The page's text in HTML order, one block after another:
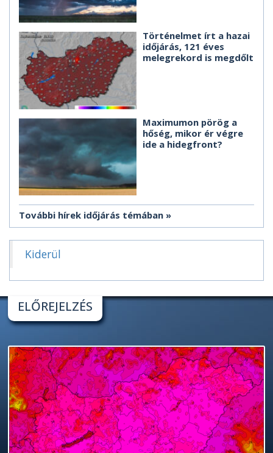
Történelmet írt a hazai
időjárás, 121 éves
melegrekord is megdőlt
Maximumon pörög a
hőség, mikor ér végre
ide a hidegfront?
További hírek időjárás témában
Kiderül
ELŐREJELZÉS